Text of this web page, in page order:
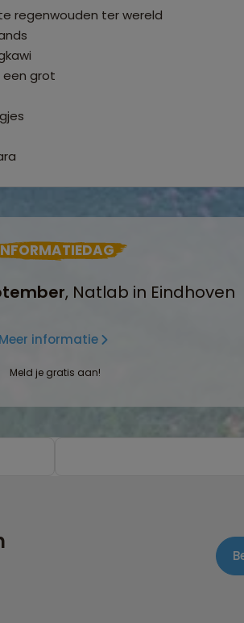
regenwouden ter wereld
een grot
, Natlab in Eindhoven
Meer informatie
Meld je gratis aan!